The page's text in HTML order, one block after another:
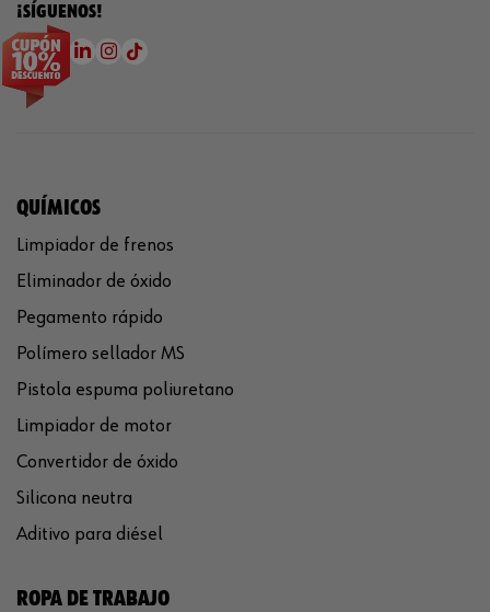
¡SÍGUENOS!
QUÍMICOS
Limpiador de frenos
Eliminador de óxido
Pegamento rápido
Polímero sellador MS
Pistola espuma poliuretano
Limpiador de motor
Convertidor de óxido
Silicona neutra
Aditivo para diésel
ROPA DE TRABAJO